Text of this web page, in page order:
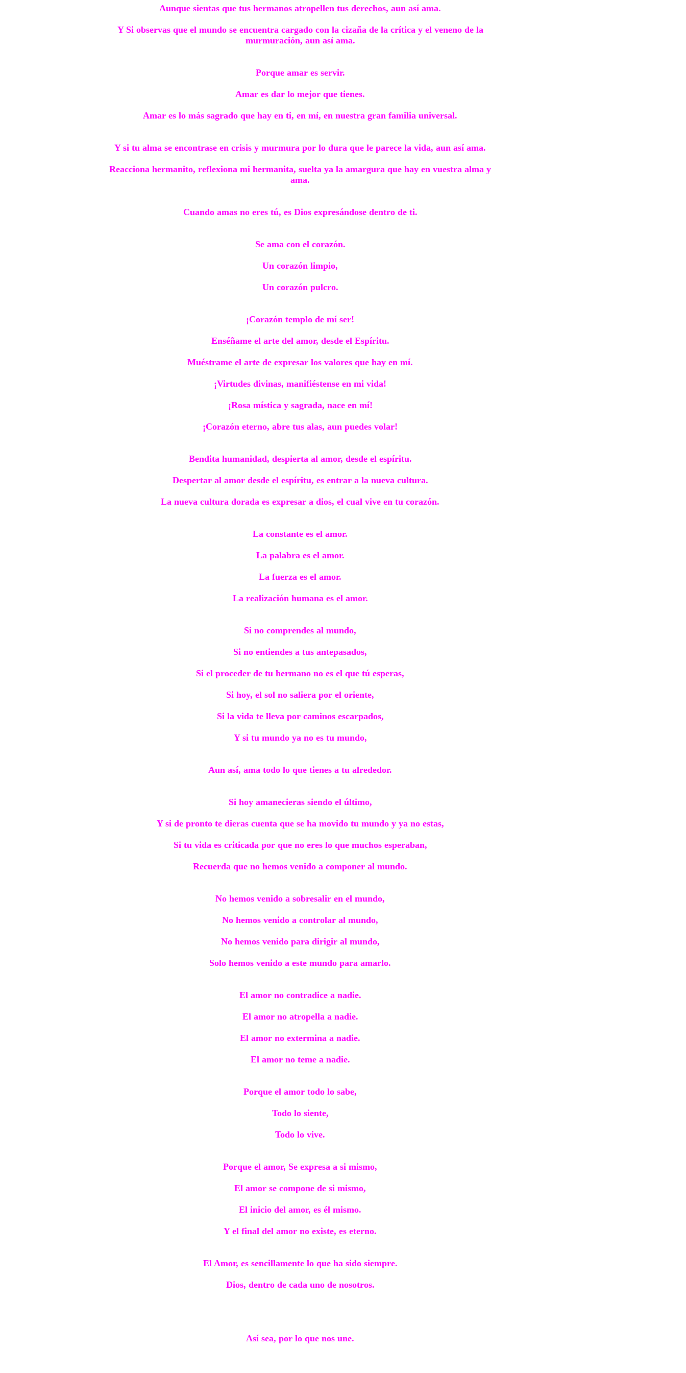
Aunque sientas que tus hermanos atropellen tus derechos, aun así ama.
Y Si observas que el mundo se encuentra cargado con la cizaña de la crítica y el veneno de la
murmuración, aun así ama.
Porque amar es servir.
Amar es dar lo mejor que tienes.
Amar es lo más sagrado que hay en ti, en mí, en nuestra gran familia universal.
Y si tu alma se encontrase en crisis y murmura por lo dura que le parece la vida, aun así ama.
Reacciona hermanito, reflexiona mi hermanita, suelta ya la amargura que hay en vuestra alma y
ama.
Cuando amas no eres tú, es Dios expresándose dentro de ti.
Se ama con el corazón.
Un corazón limpio,
Un corazón pulcro.
¡Corazón templo de mí ser!
Enséñame el arte del amor, desde el Espíritu.
Muéstrame el arte de expresar los valores que hay en mí.
¡Virtudes divinas, manifiéstense en mi vida!
¡Rosa mística y sagrada, nace en mí!
¡Corazón eterno, abre tus alas, aun puedes volar!
Bendita humanidad, despierta al amor, desde el espíritu.
Despertar al amor desde el espíritu, es entrar a la nueva cultura.
La nueva cultura dorada es expresar a dios, el cual vive en tu corazón.
La constante es el amor.
La palabra es el amor.
La fuerza es el amor.
La realización humana es el amor.
Si no comprendes al mundo,
Si no entiendes a tus antepasados,
Si el proceder de tu hermano no es el que tú esperas,
Si hoy, el sol no saliera por el oriente,
Si la vida te lleva por caminos escarpados,
Y si tu mundo ya no es tu mundo,
Aun así, ama todo lo que tienes a tu alrededor.
Si hoy amanecieras siendo el último,
Y si de pronto te dieras cuenta que se ha movido tu mundo y ya no estas,
Si tu vida es criticada por que no eres lo que muchos esperaban,
Recuerda que no hemos venido a componer al mundo.
No hemos venido a sobresalir en el mundo,
No hemos venido a controlar al mundo,
No hemos venido para dirigir al mundo,
Solo hemos venido a este mundo para amarlo.
El amor no contradice a nadie.
El amor no atropella a nadie.
El amor no extermina a nadie.
El amor no teme a nadie.
Porque el amor todo lo sabe,
Todo lo siente,
Todo lo vive.
Porque el amor, Se expresa a si mismo,
El amor se compone de si mismo,
El inicio del amor, es él mismo.
Y el final del amor no existe, es eterno.
El Amor, es sencillamente lo que ha sido siempre.
Dios, dentro de cada uno de nosotros.
Así sea, por lo que nos une.